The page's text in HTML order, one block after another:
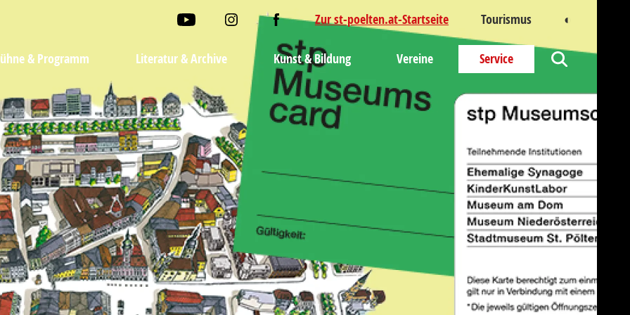
& Programm Literatur & Archive Kunst & Bildung Vereine Service
Zur st-poelten.at-Startseite Tourismus ◐